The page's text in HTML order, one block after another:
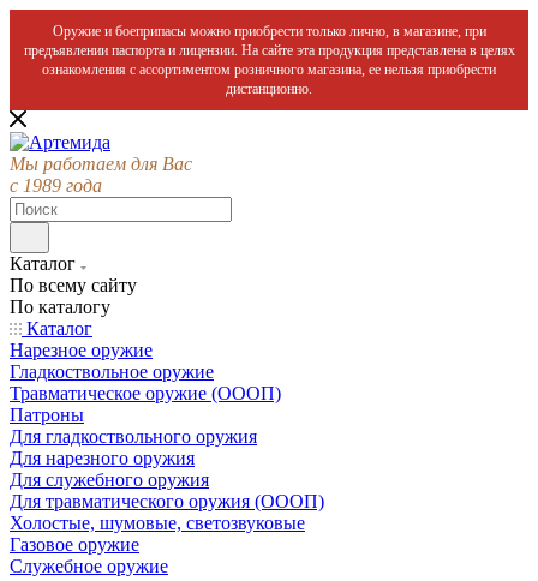
Оружие и боеприпасы можно приобрести только лично, в магазине, при
предъявлении паспорта и лицензии. На сайте эта продукция представлена в целях
ознакомления с ассортиментом розничного магазина, ее нельзя приобрести
дистанционно.
Мы работаем для Вас
с 1989 года
Каталог
По всему сайту
По каталогу
Каталог
Нарезное оружие
Гладкоствольное оружие
Травматическое оружие (ОООП)
Патроны
Для гладкоствольного оружия
Для нарезного оружия
Для служебного оружия
Для травматического оружия (ОООП)
Холостые, шумовые, светозвуковые
Газовое оружие
Служебное оружие